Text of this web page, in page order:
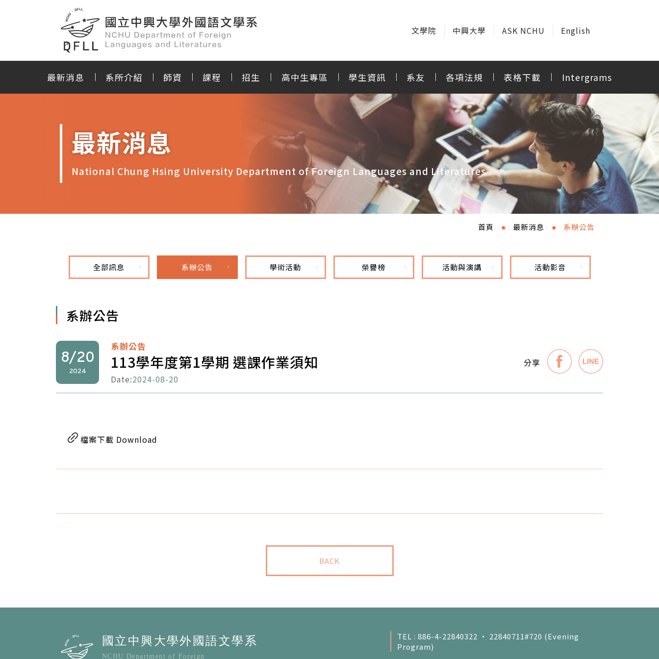
文學院 中興大學 ASK NCHU English
最新消息 系所介紹 師資 課程 招生 高中生專區 學生資訊 系友 各項法規 表格下載 Intergrams
最新消息
National Chung Hsing University Department of Foreign Languages and Literatures
首頁 最新消息 系辦公告
全部訊息 系辦公告 學術活動 榮譽榜 活動與演講 活動影音
系辦公告
8/20
2024
系辦公告
113學年度第1學期 選課作業須知
Date:2024-08-20
分享
檔案下載 Download
BACK
TEL : 886-4-22840322 ‧ 22840711#720 (Evening
Program)